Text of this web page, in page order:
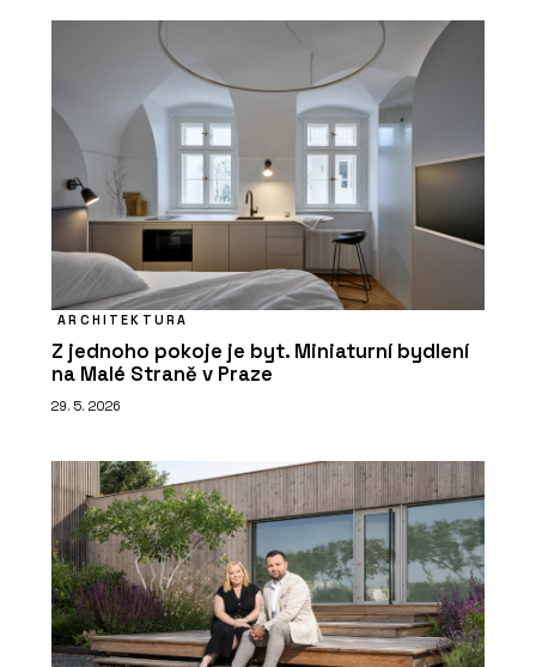
ARCHITEKTURA
Z jednoho pokoje je byt. Miniaturní bydlení
na Malé Straně v Praze
29. 5. 2026